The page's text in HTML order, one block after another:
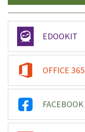
EDOOKIT
OFFICE 365
FACEBOOK